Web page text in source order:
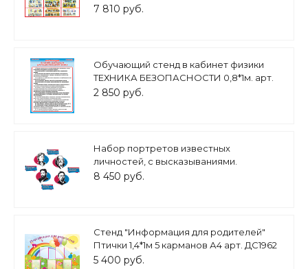
7 810 руб.
Обучающий стенд в кабинет физики
ТЕХНИКА БЕЗОПАСНОСТИ 0,8*1м. арт.
3224
2 850 руб.
Набор портретов известных
личностей, с высказываниями.
Ковалевская С.В. Чехов, А.П.,
8 450 руб.
Стенд "Информация для родителей"
Птички 1,4*1м 5 карманов А4 арт. ДС1962
5 400 руб.